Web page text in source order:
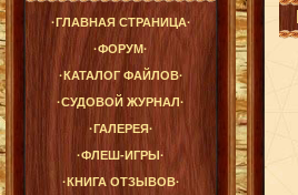
·ГЛАВНАЯ СТРАНИЦА·
·ФОРУМ·
·КАТАЛОГ ФАЙЛОВ·
·СУДОВОЙ ЖУРНАЛ·
·ГАЛЕРЕЯ·
·ФЛЕШ-ИГРЫ·
·КНИГА ОТЗЫВОВ·